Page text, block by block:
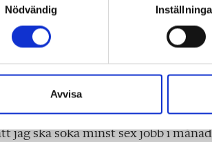
Nödvändig
Avvisa
tjänsteman i Höörs kommun
de behövde ett större underlag,
helt nyexaminerad lärare som inte
och i huvudsak lärarjobb.
jag ska söka minst sex jobb i